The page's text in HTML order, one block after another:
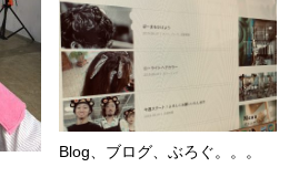
Blog、ブログ、ぶろぐ。。。